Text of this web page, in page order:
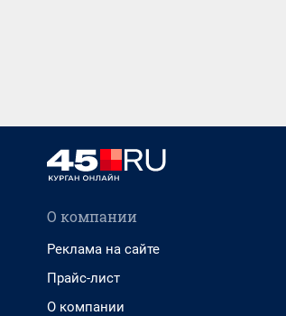
О компании
Реклама на сайте
Прайс-лист
О компании